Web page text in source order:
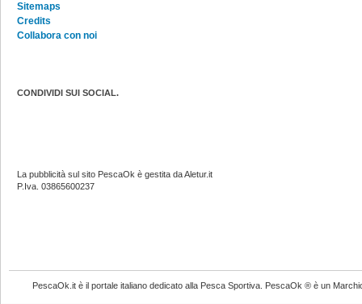
Sitemaps
Credits
Collabora con noi
CONDIVIDI SUI SOCIAL.
La pubblicità sul sito PescaOk è gestita da Aletur.it
P.Iva. 03865600237
PescaOk.it è il portale italiano dedicato alla Pesca Sportiva. PescaOk ® è un